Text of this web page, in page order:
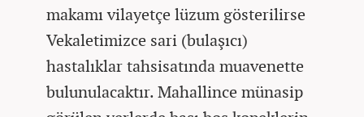
makamı vilayetçe lüzum gösterilirse
Vekaletimizce sari (bulaşıcı)
hastalıklar tahsisatında muavenette
bulunulacaktır. Mahallince münasip